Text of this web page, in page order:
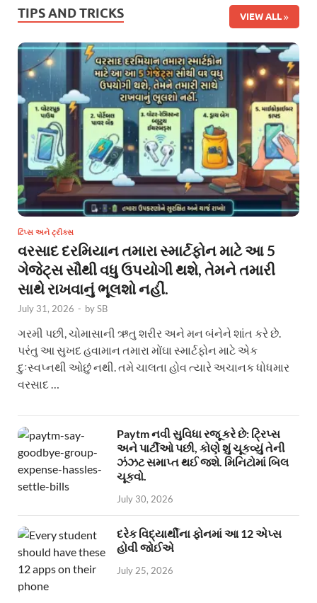
TIPS AND TRICKS VIEW ALL
ટિપ્સ અને ટ્રીક્સ
વરસાદ દરમિયાન તમારા સ્માર્ટફોન માટે આ 5
ગેજેટ્સ સૌથી વધુ ઉપયોગી થશે, તેમને તમારી
સાથે રાખવાનું ભૂલશો નહીં.
July 31, 2026 - bySB
ગરમી પછી, ચોમાસાની ઋતુ શરીર અને મન બંનેને શાંત કરે છે.
પરંતુ આ સુખદ હવામાન તમારા મોંઘા સ્માર્ટફોન માટે એક
દુઃસ્વપ્નથી ઓછું નથી. તમે ચાલતા હોવ ત્યારે અચાનક ધોધમાર
વરસાદ …
Paytm નવી સુવિધા રજૂ કરે છે: ટ્રિપ્સ
અને પાર્ટીઓ પછી, કોણે શું ચૂકવ્યું તેની
ઝંઝટ સમાપ્ત થઈ જશે. મિનિટોમાં બિલ
ચૂકવો.
July 30, 2026
દરેક વિદ્યાર્થીના ફોનમાં આ 12 એપ્સ
હોવી જોઈએ
July 25, 2026